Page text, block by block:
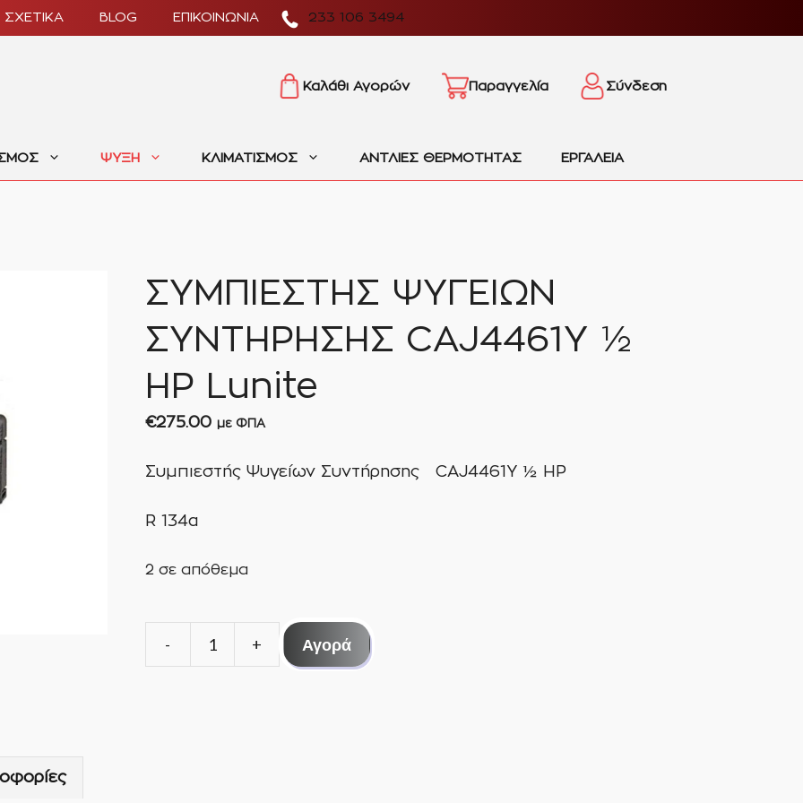
233 106 3494
ΣΧΕΤΙΚΑ BLOG ΕΠΙΚΟΙΝΩΝΙΑ
Καλάθι Αγορών Παραγγελία Σύνδεση
ΨΥΞΗ ΚΛΙΜΑΤΙΣΜΟΣ ΑΝΤΛΙΕΣ ΘΕΡΜΟΤΗΤΑΣ ΕΡΓΑΛΕΙΑ
ΣΥΜΠΙΕΣΤΗΣ ΨΥΓΕΙΩΝ
ΣΥΝΤΗΡΗΣΗΣ CAJ4461Y ½
ΗΡ Lunite
€275.00 με ΦΠΑ
Συμπιεστής Ψυγείων Συντήρησης CAJ4461Y ½ ΗΡ
R 134a
2 σε απόθεμα
ΣΥΜΠΙΕΣΤΗΣ
Αγορά